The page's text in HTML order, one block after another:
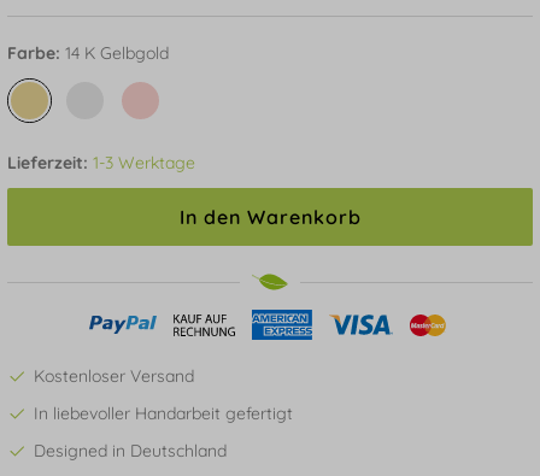
Farbe: 14 K Gelbgold
Lieferzeit: 1-3 Werktage
In den Warenkorb
Kostenloser Versand
In liebevoller Handarbeit gefertigt
Designed in Deutschland